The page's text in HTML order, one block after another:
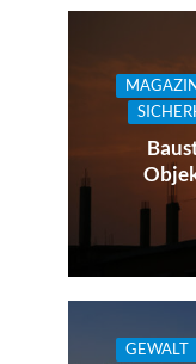
MAGAZIN
GEWALT